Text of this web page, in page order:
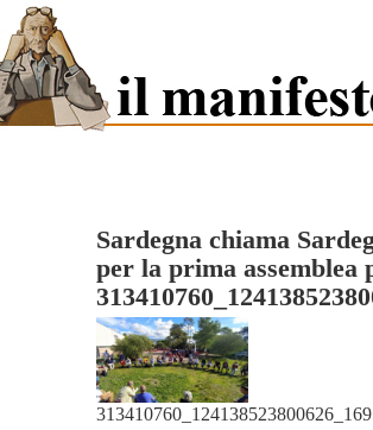
Sardegna chiama
per la prima assemblea